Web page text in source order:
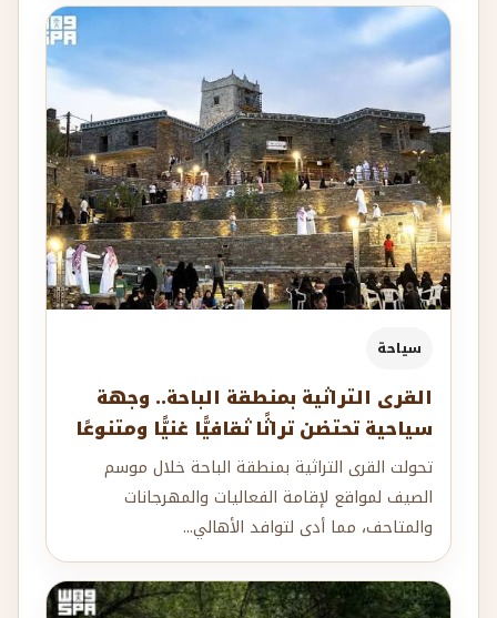
سياحة
القرى التراثية بمنطقة الباحة.. وجهة
سياحية تحتضن تراثًا ثقافيًّا غنيًّا ومتنوعًا
تحولت القرى التراثية بمنطقة الباحة خلال موسم
الصيف لمواقع لإقامة الفعاليات والمهرجانات
والمتاحف، مما أدى لتوافد الأهالي...